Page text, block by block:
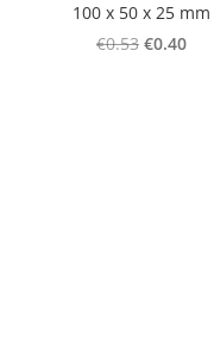
100 x 50 x 25 mm
€0.53 €0.40